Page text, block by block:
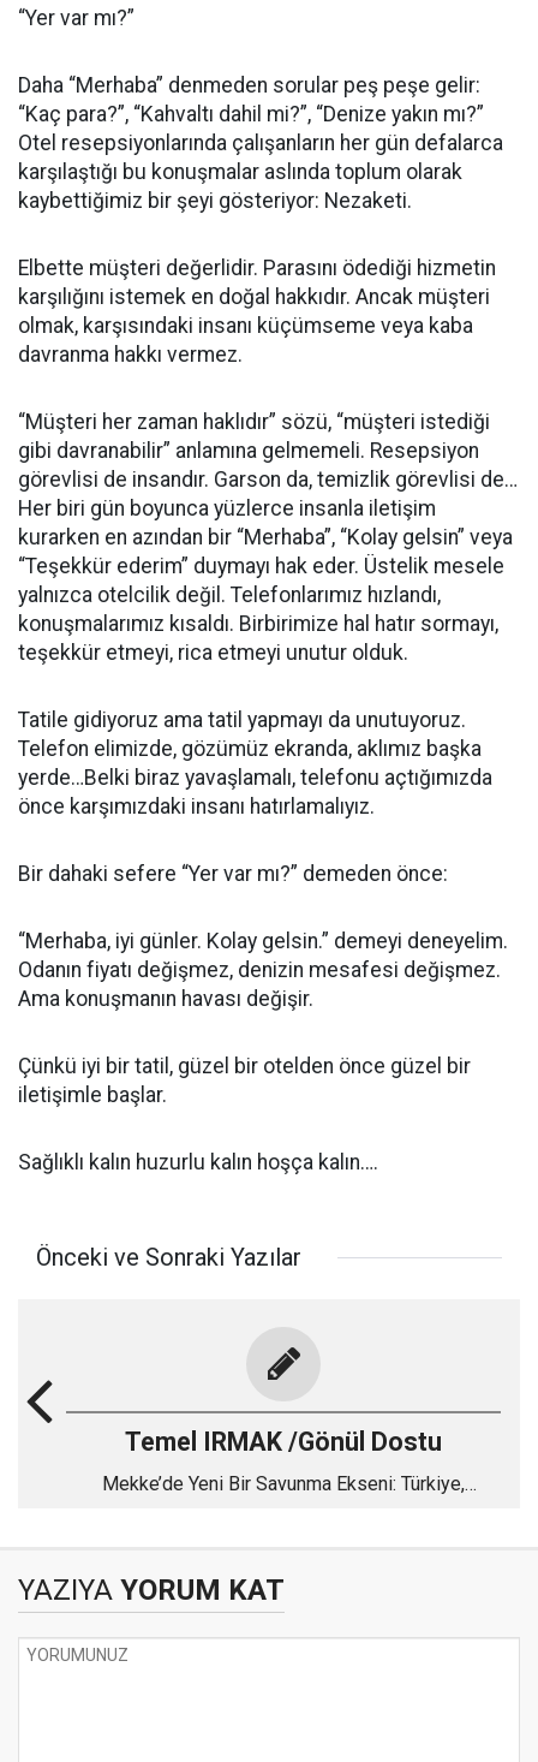
“Yer var mı?”
Daha “Merhaba” denmeden sorular peş peşe gelir:
“Kaç para?”, “Kahvaltı dahil mi?”, “Denize yakın mı?”
Otel resepsiyonlarında çalışanların her gün defalarca
karşılaştığı bu konuşmalar aslında toplum olarak
kaybettiğimiz bir şeyi gösteriyor: Nezaketi.
Elbette müşteri değerlidir. Parasını ödediği hizmetin
karşılığını istemek en doğal hakkıdır. Ancak müşteri
olmak, karşısındaki insanı küçümseme veya kaba
davranma hakkı vermez.
“Müşteri her zaman haklıdır” sözü, “müşteri istediği
gibi davranabilir” anlamına gelmemeli. Resepsiyon
görevlisi de insandır. Garson da, temizlik görevlisi de…
Her biri gün boyunca yüzlerce insanla iletişim
kurarken en azından bir “Merhaba”, “Kolay gelsin” veya
“Teşekkür ederim” duymayı hak eder. Üstelik mesele
yalnızca otelcilik değil. Telefonlarımız hızlandı,
konuşmalarımız kısaldı. Birbirimize hal hatır sormayı,
teşekkür etmeyi, rica etmeyi unutur olduk.
Tatile gidiyoruz ama tatil yapmayı da unutuyoruz.
Telefon elimizde, gözümüz ekranda, aklımız başka
yerde…Belki biraz yavaşlamalı, telefonu açtığımızda
önce karşımızdaki insanı hatırlamalıyız.
Bir dahaki sefere “Yer var mı?” demeden önce:
“Merhaba, iyi günler. Kolay gelsin.” demeyi deneyelim.
Odanın fiyatı değişmez, denizin mesafesi değişmez.
Ama konuşmanın havası değişir.
Çünkü iyi bir tatil, güzel bir otelden önce güzel bir
iletişimle başlar.
Sağlıklı kalın huzurlu kalın hoşça kalın….
Önceki ve Sonraki Yazılar
Temel IRMAK /Gönül Dostu
Mekke’de Yeni Bir Savunma Ekseni: Türkiye,
YAZIYA YORUM KAT